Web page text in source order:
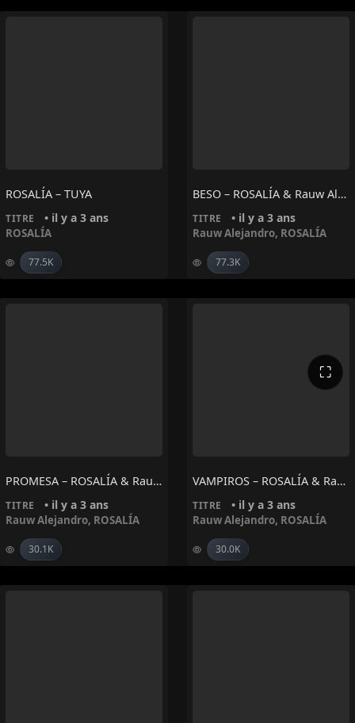
⛶
ROSALÍA – TUYA
TITRE • il y a 3 ans
ROSALÍA
77.5K
BESO – ROSALÍA & Rauw Alejandro
TITRE • il y a 3 ans
Rauw Alejandro, ROSALÍA
77.3K
PROMESA – ROSALÍA & Rauw Alejandro
TITRE • il y a 3 ans
Rauw Alejandro, ROSALÍA
30.1K
VAMPIROS – ROSALÍA & Rauw Alejandro
TITRE • il y a 3 ans
Rauw Alejandro, ROSALÍA
30.0K